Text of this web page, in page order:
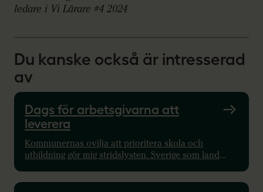
ledare i Vi Lärare #4 2024
Du kanske också är intresserad
av
Dags för arbetsgivarna att
leverera
Kommunernas ovilja att prioritera skola och
utbildning gör mig stridslysten. Sverige som land